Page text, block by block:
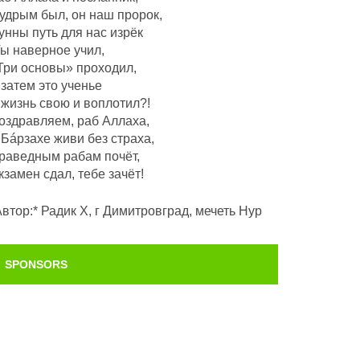
был, он наш пророк,
путь для нас изрёк
наверное учил,
основы» проходил,
это ученье
свою и воплотил?!
раб Аллаха,
живи без страха,
рабам почëт,
сдал, тебе зачёт!
Радик Х, г Димитровград, мечеть Нур
SPONSORS